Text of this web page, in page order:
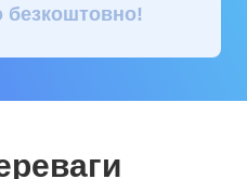
безкоштовно!